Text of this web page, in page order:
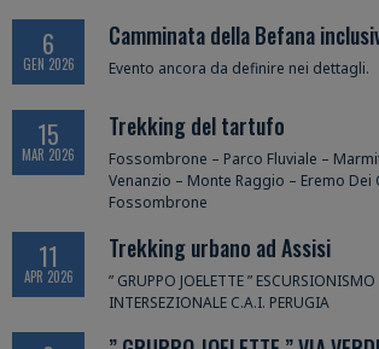
Camminata della Befana
6
GEN 2026 Evento ancora da definire nei dettagli.
Trekking del tartufo
15
MAR 2026
Fossombrone – Parco Fluviale –
Venanzio – Monte Raggio – Eremo Dei
Fossombrone
Trekking urbano ad Assisi
11
APR 2026
” GRUPPO JOELETTE ”
INTERSEZIONALE C.A.I. PERUGIA